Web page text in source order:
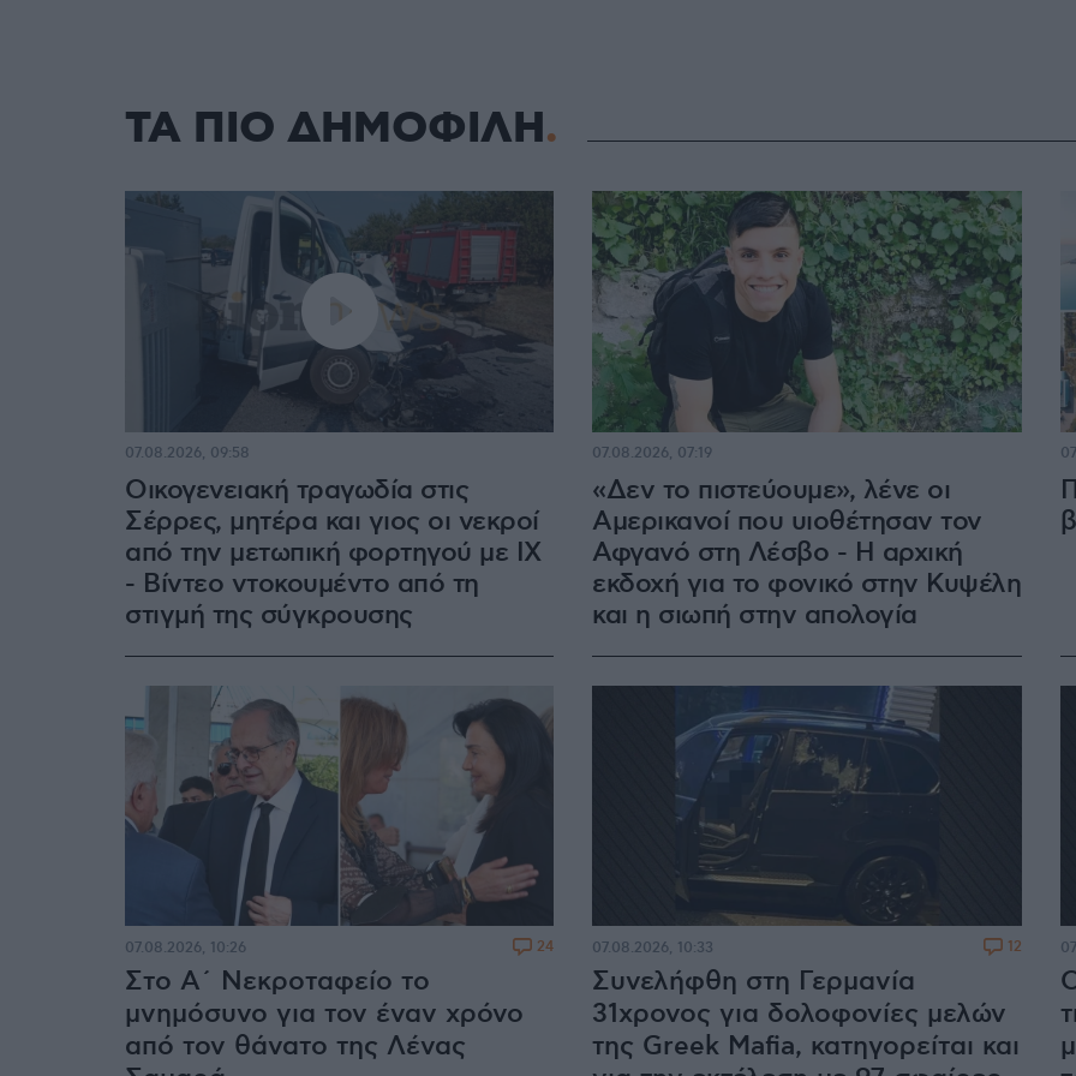
ΤΑ ΠΙΟ ΔΗΜΟΦΙΛΗ
Οικογενειακή τραγωδία στις
Σέρρες, μητέρα και γιος οι νεκροί
από την μετωπική φορτηγού με ΙΧ
- Βίντεο ντοκουμέντο από τη
στιγμή της σύγκρουσης
07.08.2026, 09:58
«Δεν το πιστεύουμε», λένε οι
Αμερικανοί που υιοθέτησαν τον
Αφγανό στη Λέσβο - Η αρχική
εκδοχή για το φονικό στην Κυψέλη
και η σιωπή στην απολογία
07.08.2026, 07:19
Στο Α΄ Νεκροταφείο το
μνημόσυνο για τον έναν χρόνο
από τον θάνατο της Λένας
07.08.2026, 10:26 24
Συνελήφθη στη Γερμανία
31χρονος για δολοφονίες μελών
της Greek Mafia, κατηγορείται και
07.08.2026, 10:33 12